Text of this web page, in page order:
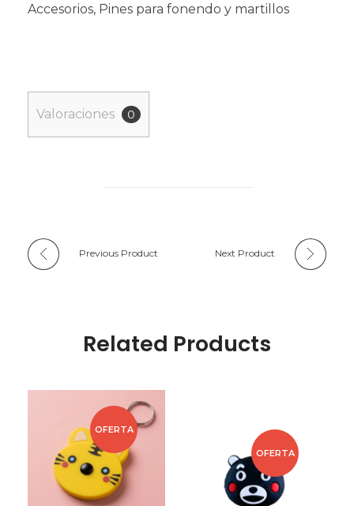
Accesorios, Pines para fonendo y martillos
Valoraciones 0
Previous Product Next Product
Related Products
OFERTA
OFERTA